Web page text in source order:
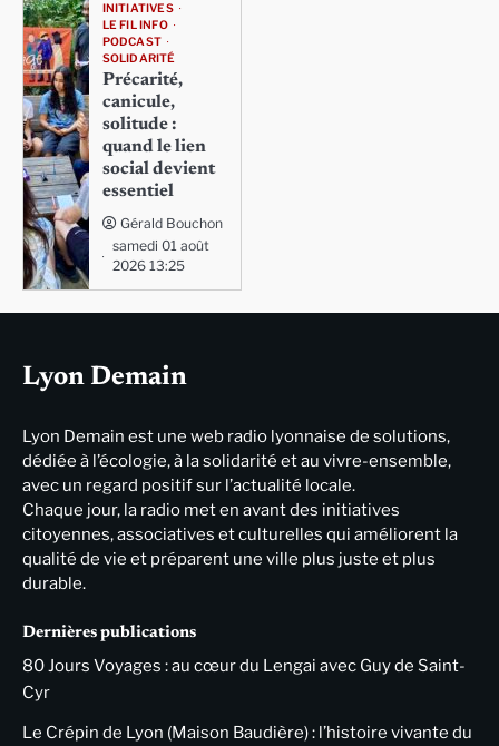
INITIATIVES
LE FIL INFO
PODCAST
SOLIDARITÉ
Précarité,
canicule,
solitude :
quand le lien
social devient
essentiel
Gérald Bouchon
samedi 01 août
2026 13:25
Lyon Demain
Lyon Demain est une web radio lyonnaise de solutions,
dédiée à l’écologie, à la solidarité et au vivre-ensemble,
avec un regard positif sur l’actualité locale.
Chaque jour, la radio met en avant des initiatives
citoyennes, associatives et culturelles qui améliorent la
qualité de vie et préparent une ville plus juste et plus
durable.
Dernières publications
80 Jours Voyages : au cœur du Lengai avec Guy de Saint-
Cyr
Le Crépin de Lyon (Maison Baudière) : l’histoire vivante du